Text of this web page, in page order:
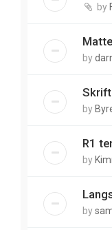
by
by
by
R1
by
by